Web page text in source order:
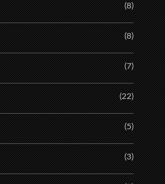
(8)
(8)
(7)
(22)
(5)
(3)